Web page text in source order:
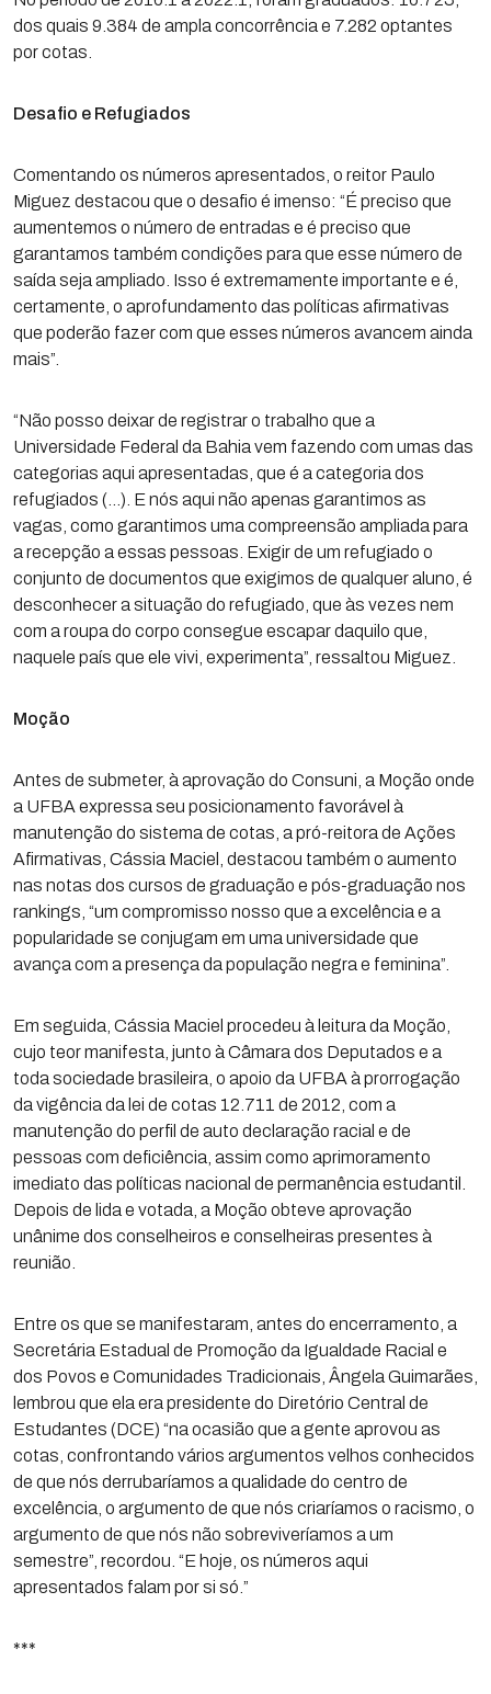
dos quais 9.384 de ampla concorrência e 7.282 optantes
por cotas.
Desafio e Refugiados
Comentando os números apresentados, o reitor Paulo
Miguez destacou que o desafio é imenso: “É preciso que
aumentemos o número de entradas e é preciso que
garantamos também condições para que esse número de
saída seja ampliado. Isso é extremamente importante e é,
certamente, o aprofundamento das políticas afirmativas
que poderão fazer com que esses números avancem ainda
mais”.
“Não posso deixar de registrar o trabalho que a
Universidade Federal da Bahia vem fazendo com umas das
categorias aqui apresentadas, que é a categoria dos
refugiados (…). E nós aqui não apenas garantimos as
vagas, como garantimos uma compreensão ampliada para
a recepção a essas pessoas. Exigir de um refugiado o
conjunto de documentos que exigimos de qualquer aluno, é
desconhecer a situação do refugiado, que às vezes nem
com a roupa do corpo consegue escapar daquilo que,
naquele país que ele vivi, experimenta”, ressaltou Miguez.
Moção
Antes de submeter, à aprovação do Consuni, a Moção onde
a UFBA expressa seu posicionamento favorável à
manutenção do sistema de cotas, a pró-reitora de Ações
Afirmativas, Cássia Maciel, destacou também o aumento
nas notas dos cursos de graduação e pós-graduação nos
rankings, “um compromisso nosso que a excelência e a
popularidade se conjugam em uma universidade que
avança com a presença da população negra e feminina”.
Em seguida, Cássia Maciel procedeu à leitura da Moção,
cujo teor manifesta, junto à Câmara dos Deputados e a
toda sociedade brasileira, o apoio da UFBA à prorrogação
da vigência da lei de cotas 12.711 de 2012, com a
manutenção do perfil de auto declaração racial e de
pessoas com deficiência, assim como aprimoramento
imediato das políticas nacional de permanência estudantil.
Depois de lida e votada, a Moção obteve aprovação
unânime dos conselheiros e conselheiras presentes à
reunião.
Entre os que se manifestaram, antes do encerramento, a
Secretária Estadual de Promoção da Igualdade Racial e
dos Povos e Comunidades Tradicionais, Ângela Guimarães,
lembrou que ela era presidente do Diretório Central de
Estudantes (DCE) “na ocasião que a gente aprovou as
cotas, confrontando vários argumentos velhos conhecidos
de que nós derrubaríamos a qualidade do centro de
excelência, o argumento de que nós criaríamos o racismo, o
argumento de que nós não sobreviveríamos a um
semestre”, recordou. “E hoje, os números aqui
apresentados falam por si só.”
***